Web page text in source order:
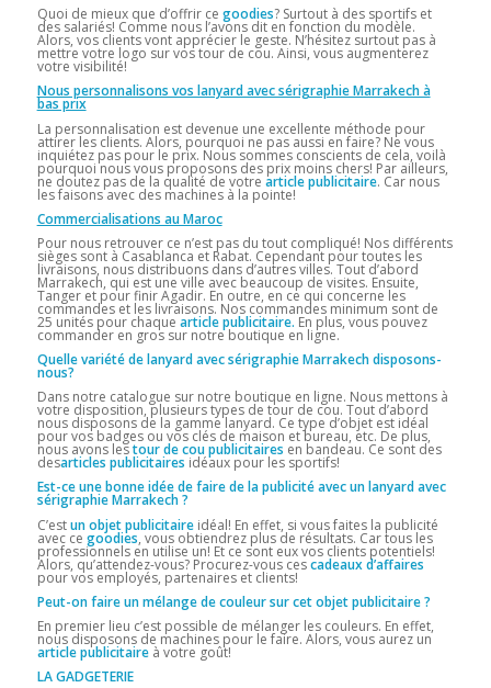
Quoi de mieux que d’offrir ce goodies? Surtout à des sportifs et
des salariés! Comme nous l’avons dit en fonction du modèle.
Alors, vos clients vont apprécier le geste. N’hésitez surtout pas à
mettre votre logo sur vos tour de cou. Ainsi, vous augmenterez
votre visibilité!
Nous personnalisons vos lanyard avec sérigraphie Marrakech à
bas prix
La personnalisation est devenue une excellente méthode pour
attirer les clients. Alors, pourquoi ne pas aussi en faire? Ne vous
inquiétez pas pour le prix. Nous sommes conscients de cela, voilà
pourquoi nous vous proposons des prix moins chers! Par ailleurs,
ne doutez pas de la qualité de votre article publicitaire. Car nous
les faisons avec des machines à la pointe!
Commercialisations au Maroc
Pour nous retrouver ce n’est pas du tout compliqué! Nos différents
sièges sont à Casablanca et Rabat. Cependant pour toutes les
livraisons, nous distribuons dans d’autres villes. Tout d’abord
Marrakech, qui est une ville avec beaucoup de visites. Ensuite,
Tanger et pour finir Agadir. En outre, en ce qui concerne les
commandes et les livraisons. Nos commandes minimum sont de
25 unités pour chaque article publicitaire. En plus, vous pouvez
commander en gros sur notre boutique en ligne.
Quelle variété de lanyard avec sérigraphie Marrakech disposons-
nous?
Dans notre catalogue sur notre boutique en ligne. Nous mettons à
votre disposition, plusieurs types de tour de cou. Tout d’abord
nous disposons de la gamme lanyard. Ce type d’objet est idéal
pour vos badges ou vos clés de maison et bureau, etc. De plus,
nous avons lestour de cou publicitaires en bandeau. Ce sont des
desarticles publicitaires idéaux pour les sportifs!
Est-ce une bonne idée de faire de la publicité avec un lanyard avec
sérigraphie Marrakech ?
C’estun objet publicitaireidéal! En effet, si vous faites la publicité
avec ce goodies, vous obtiendrez plus de résultats. Car tous les
professionnels en utilise un! Et ce sont eux vos clients potentiels!
Alors, qu’attendez-vous? Procurez-vous cescadeaux d’affaires
pour vos employés, partenaires et clients!
Peut-on faire un mélange de couleur sur cet objet publicitaire ?
En premier lieu c’est possible de mélanger les couleurs. En effet,
nous disposons de machines pour le faire. Alors, vous aurez un
article publicitaireà votre goût!
LA GADGETERIE